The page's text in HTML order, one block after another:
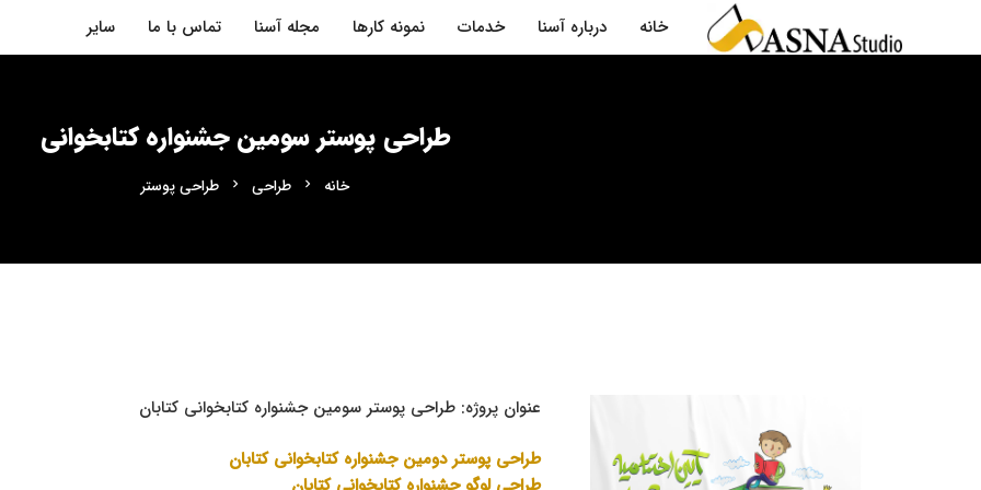
خانه درباره آسنا خدمات نمونه کارها مجله آسنا تماس با ما سایر
طراحی پوستر سومین جشنواره کتابخوانی
خانه chevron_right طراحی chevron_right طراحی پوستر
عنوان پروژه: طراحی پوستر سومین جشنواره کتابخوانی کتابان
طراحی پوستر دومین جشنواره کتابخوانی کتابان